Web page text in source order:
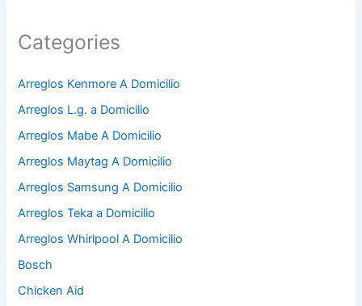
Categories
Arreglos Kenmore A Domicilio
Arreglos L.g. a Domicilio
Arreglos Mabe A Domicilio
Arreglos Maytag A Domicilio
Arreglos Samsung A Domicilio
Arreglos Teka a Domicilio
Arreglos Whirlpool A Domicilio
Bosch
Chicken Aid